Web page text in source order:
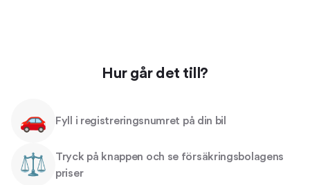
Hur går det till?
🚗 Fyll i registreringsnumret på din bil
⚖️
Tryck på knappen och se försäkringsbolagens
priser